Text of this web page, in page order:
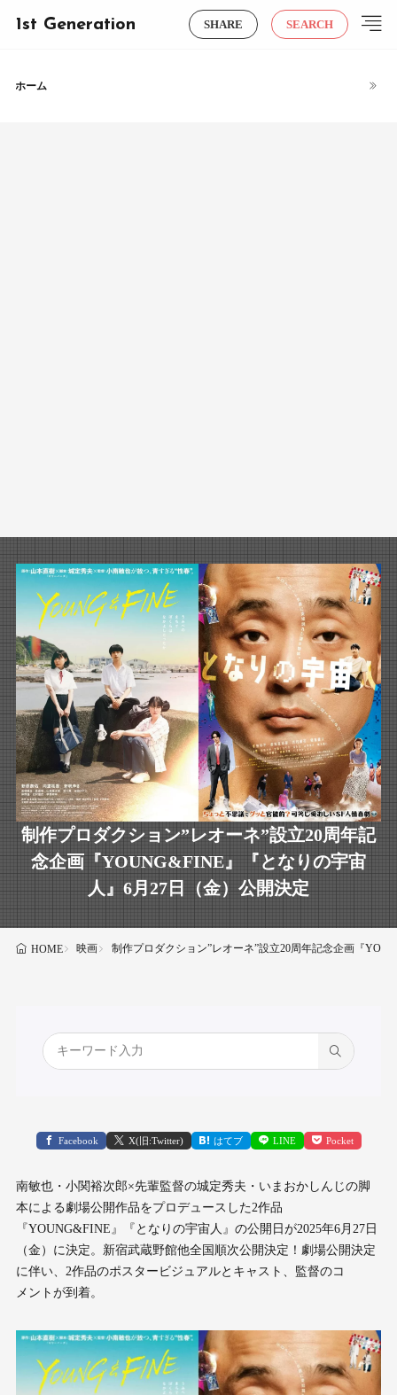
1st Generation SHARE SEARCH
ホーム
制作プロダクション”レオーネ”設立20周年記
念企画『YOUNG&FINE』『となりの宇宙
人』6月27日（金）公開決定
HOME 映画 制作プロダクション”レオーネ”設立20周年記念企画『
Facebook X(旧:Twitter) はてブ LINE Pocket
南敏也・小関裕次郎×先輩監督の城定秀夫・いまおかしんじの脚
本による劇場公開作品をプロデュースした2作品
『YOUNG&FINE』『となりの宇宙人』の公開日が2025年6月27日
（金）に決定。新宿武蔵野館他全国順次公開決定！劇場公開決定
に伴い、2作品のポスタービジュアルとキャスト、監督のコ
メントが到着。